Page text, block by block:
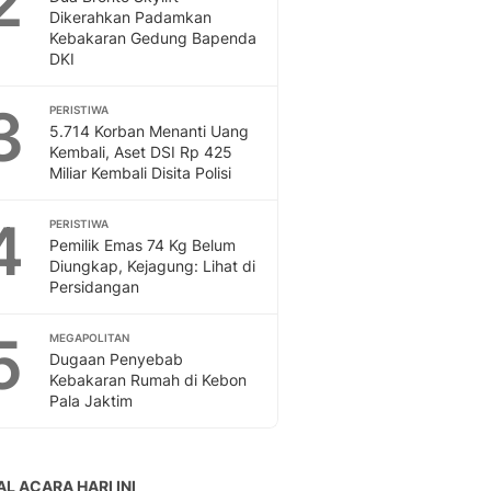
Dikerahkan Padamkan
Kebakaran Gedung Bapenda
DKI
PERISTIWA
5.714 Korban Menanti Uang
Kembali, Aset DSI Rp 425
Miliar Kembali Disita Polisi
PERISTIWA
Pemilik Emas 74 Kg Belum
Diungkap, Kejagung: Lihat di
Persidangan
MEGAPOLITAN
Dugaan Penyebab
Kebakaran Rumah di Kebon
Pala Jaktim